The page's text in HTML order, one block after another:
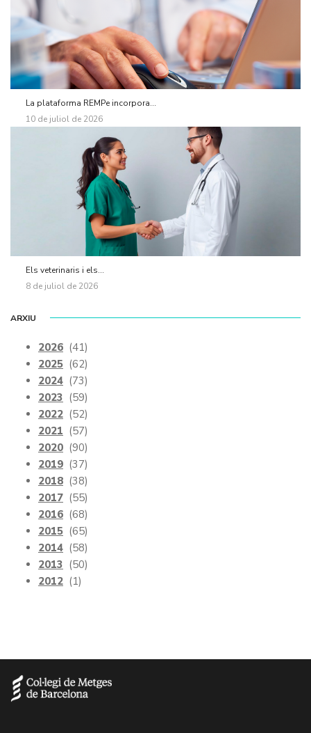
La plataforma REMPe incorpora...
10 de juliol de 2026
Els veterinaris i els...
8 de juliol de 2026
ARXIU
2026 (41)
2025 (62)
2024 (73)
2023 (59)
2022 (52)
2021 (57)
2020 (90)
2019 (37)
2018 (38)
2017 (55)
2016 (68)
2015 (65)
2014 (58)
2013 (50)
2012 (1)